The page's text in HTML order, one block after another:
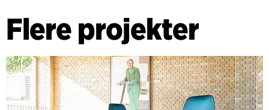
Flere projekter